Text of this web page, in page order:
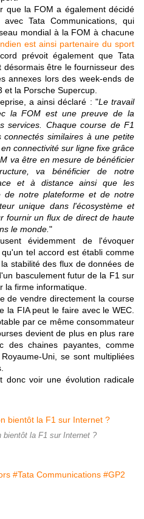
que la FOM a également décidé
Tata Communications, qui
mondial à la FOM à chacune
est ainsi partenaire du sport
prévoit également que Tata
désormais être le fournisseur des
annexes lors des week-ends de
la Porsche Supercup.
a ainsi déclaré : "Le travail
la FOM est une preuve de la
services. Chaque course de F1
similaires à une petite
connectivité sur ligne fixe grâce
va être en mesure de bénéficier
va bénéficier de notre
et à distance ainsi que les
de notre plateforme et de notre
unique dans l'écosystème et
fournir un flux de direct de haute
le monde. "
évidemment de l'évoquer
tel accord est établi comme
stabilité des flux de données de
basculement futur de la F1 sur
la firme informatique.
de vendre directement la course
la FIA peut le faire avec le WEC.
par ce même consommateur
devient de plus en plus rare
des chaines payantes, comme
Uni, se sont multipliées
donc voir une évolution radicale
bientôt la F1 sur Internet ?
#Tata Communications #GP2